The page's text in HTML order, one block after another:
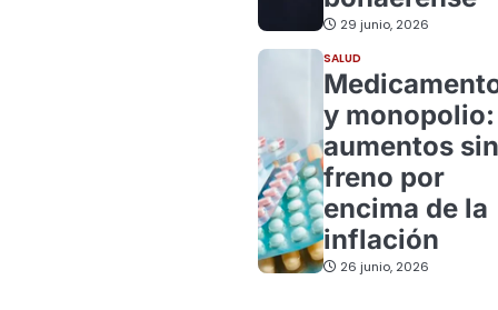
29 junio, 2026
SALUD
y monopolio:
aumentos sin
freno por
encima de la
inflación
26 junio, 2026